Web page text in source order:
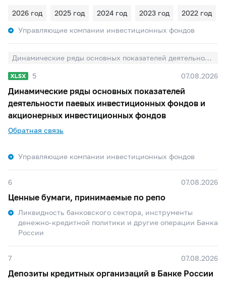
2026 год 2025 год 2024 год 2023 год 2022 год
Управляющие компании инвестиционных фондов
Динамические ряды основных показателей деятельности паевых инвестиционных фондов и акционерных инвестиционных фондов
5 07.08.2026
Динамические ряды основных показателей
деятельности паевых инвестиционных фондов и
акционерных инвестиционных фондов
Обратная связь
Управляющие компании инвестиционных фондов
6 07.08.2026
Ценные бумаги, принимаемые по репо
Ликвидность банковского сектора, инструменты
денежно-кредитной политики и другие операции Банка
России
7 07.08.2026
Депозиты кредитных организаций в Банке России